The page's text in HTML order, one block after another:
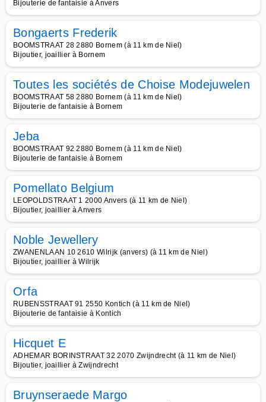
Bijouterie de fantaisie à Anvers
Bongaerts Frederik
BOOMSTRAAT 28 2880 Bornem (à 11 km de Niel)
Bijoutier, joaillier à Bornem
Toutes les sociétés de Choise Modejuwelen
BOOMSTRAAT 58 2880 Bornem (à 11 km de Niel)
Bijouterie de fantaisie à Bornem
Jeba
BOOMSTRAAT 92 2880 Bornem (à 11 km de Niel)
Bijouterie de fantaisie à Bornem
Pomellato Belgium
LEOPOLDSTRAAT 1 2000 Anvers (à 11 km de Niel)
Bijoutier, joaillier à Anvers
Noble Jewellery
ZWANENLAAN 10 2610 Wilrijk (anvers) (à 11 km de Niel)
Bijoutier, joaillier à Wilrijk
Orfa
RUBENSSTRAAT 91 2550 Kontich (à 11 km de Niel)
Bijouterie de fantaisie à Kontich
Hicquet E
ADHEMAR BORINSTRAAT 32 2070 Zwijndrecht (à 11 km de Niel)
Bijoutier, joaillier à Zwijndrecht
Bruynseraede Margo